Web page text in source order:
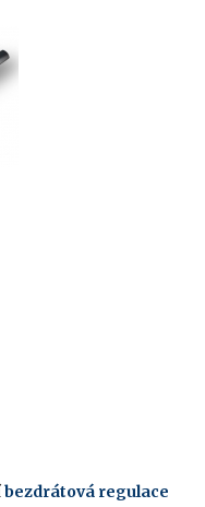
bezdrátová regulace